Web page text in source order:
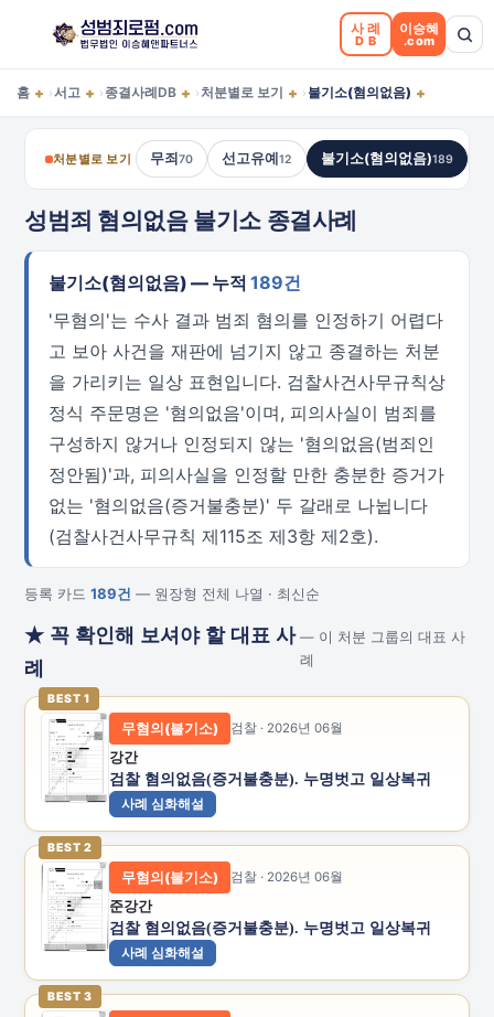
사례
DB
이승혜
.com
홈 + ›서고 + › 종결사례DB + › 처분별로 보기 + › 불기소(혐의없음) +
처분별로 보기 무죄70 선고유예12 불기소(혐의없음)189
성범죄 혐의없음 불기소 종결사례
불기소(혐의없음) — 누적 189건
'무혐의'는 수사 결과 범죄 혐의를 인정하기 어렵다
고 보아 사건을 재판에 넘기지 않고 종결하는 처분
을 가리키는 일상 표현입니다. 검찰사건사무규칙상
정식 주문명은 '혐의없음'이며, 피의사실이 범죄를
구성하지 않거나 인정되지 않는 '혐의없음(범죄인
정안됨)'과, 피의사실을 인정할 만한 충분한 증거가
없는 '혐의없음(증거불충분)' 두 갈래로 나뉩니다
(검찰사건사무규칙 제115조 제3항 제2호).
등록 카드 189건 — 원장형 전체 나열 · 최신순
★ 꼭 확인해 보셔야 할 대표 사
례
— 이 처분 그룹의 대표 사
례
BEST 1
무혐의(불기소) 검찰 · 2026년 06월
강간
검찰 혐의없음(증거불충분). 누명벗고 일상복귀
사례 심화해설
BEST 2
무혐의(불기소) 검찰 · 2026년 06월
준강간
검찰 혐의없음(증거불충분). 누명벗고 일상복귀
사례 심화해설
BEST 3